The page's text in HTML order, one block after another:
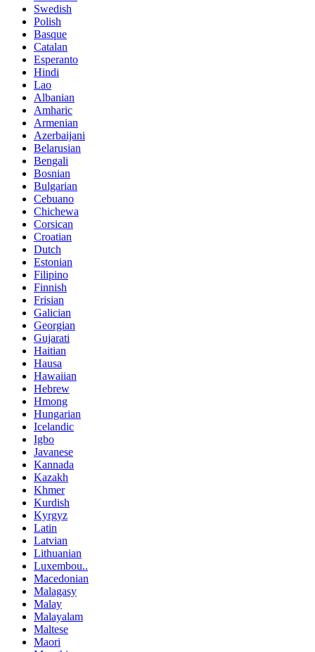
Swedish
Polish
Basque
Catalan
Esperanto
Hindi
Lao
Albanian
Amharic
Armenian
Azerbaijani
Belarusian
Bengali
Bosnian
Bulgarian
Cebuano
Chichewa
Corsican
Croatian
Dutch
Estonian
Filipino
Finnish
Frisian
Galician
Georgian
Gujarati
Haitian
Hausa
Hawaiian
Hebrew
Hmong
Hungarian
Icelandic
Igbo
Javanese
Kannada
Kazakh
Khmer
Kurdish
Kyrgyz
Latin
Latvian
Lithuanian
Luxembou..
Macedonian
Malagasy
Malay
Malayalam
Maltese
Maori